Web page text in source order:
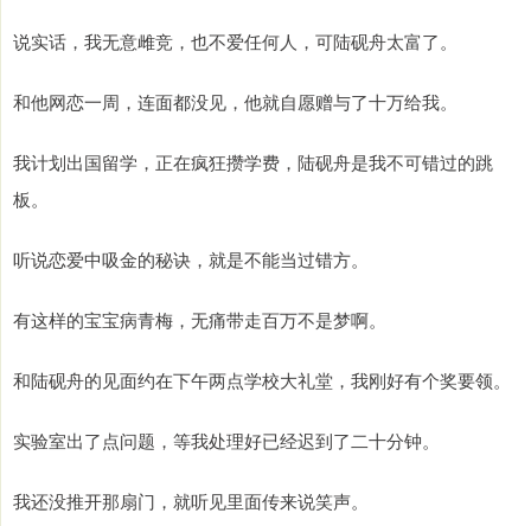
说实话，我无意雌竞，也不爱任何人，可陆砚舟太富了。
和他网恋一周，连面都没见，他就自愿赠与了十万给我。
我计划出国留学，正在疯狂攒学费，陆砚舟是我不可错过的跳
板。
听说恋爱中吸金的秘诀，就是不能当过错方。
有这样的宝宝病青梅，无痛带走百万不是梦啊。
和陆砚舟的见面约在下午两点学校大礼堂，我刚好有个奖要领。
实验室出了点问题，等我处理好已经迟到了二十分钟。
我还没推开那扇门，就听见里面传来说笑声。